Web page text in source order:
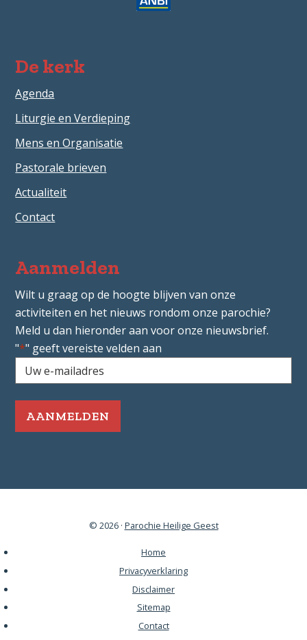
De kerk
Agenda
Liturgie en Verdieping
Mens en Organisatie
Pastorale brieven
Actualiteit
Contact
Aanmelden
Wilt u graag op de hoogte blijven van onze
activiteiten en het nieuws rondom onze parochie?
Meld u dan hieronder aan voor onze nieuwsbrief.
"*" geeft vereiste velden aan
Uw
e-
mailadres
Vereist
© 2026 · Parochie Heilige Geest
Home
Privacyverklaring
Disclaimer
Sitemap
Contact